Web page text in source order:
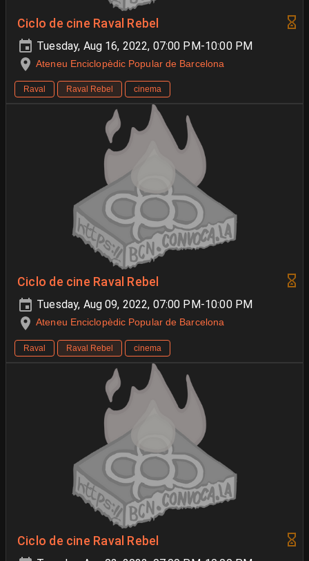
Ciclo de cine Raval Rebel
Tuesday, Aug 16, 2022, 07:00 PM-10:00 PM
Ateneu Enciclopèdic Popular de Barcelona
Raval Raval Rebel cinema
Ciclo de cine Raval Rebel
Tuesday, Aug 09, 2022, 07:00 PM-10:00 PM
Ateneu Enciclopèdic Popular de Barcelona
Raval Raval Rebel cinema
Ciclo de cine Raval Rebel